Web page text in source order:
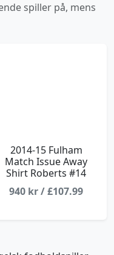
spiller på, mens
2014-15 Fulham
Match Issue Away
Shirt Roberts #14
940 kr / £107.99